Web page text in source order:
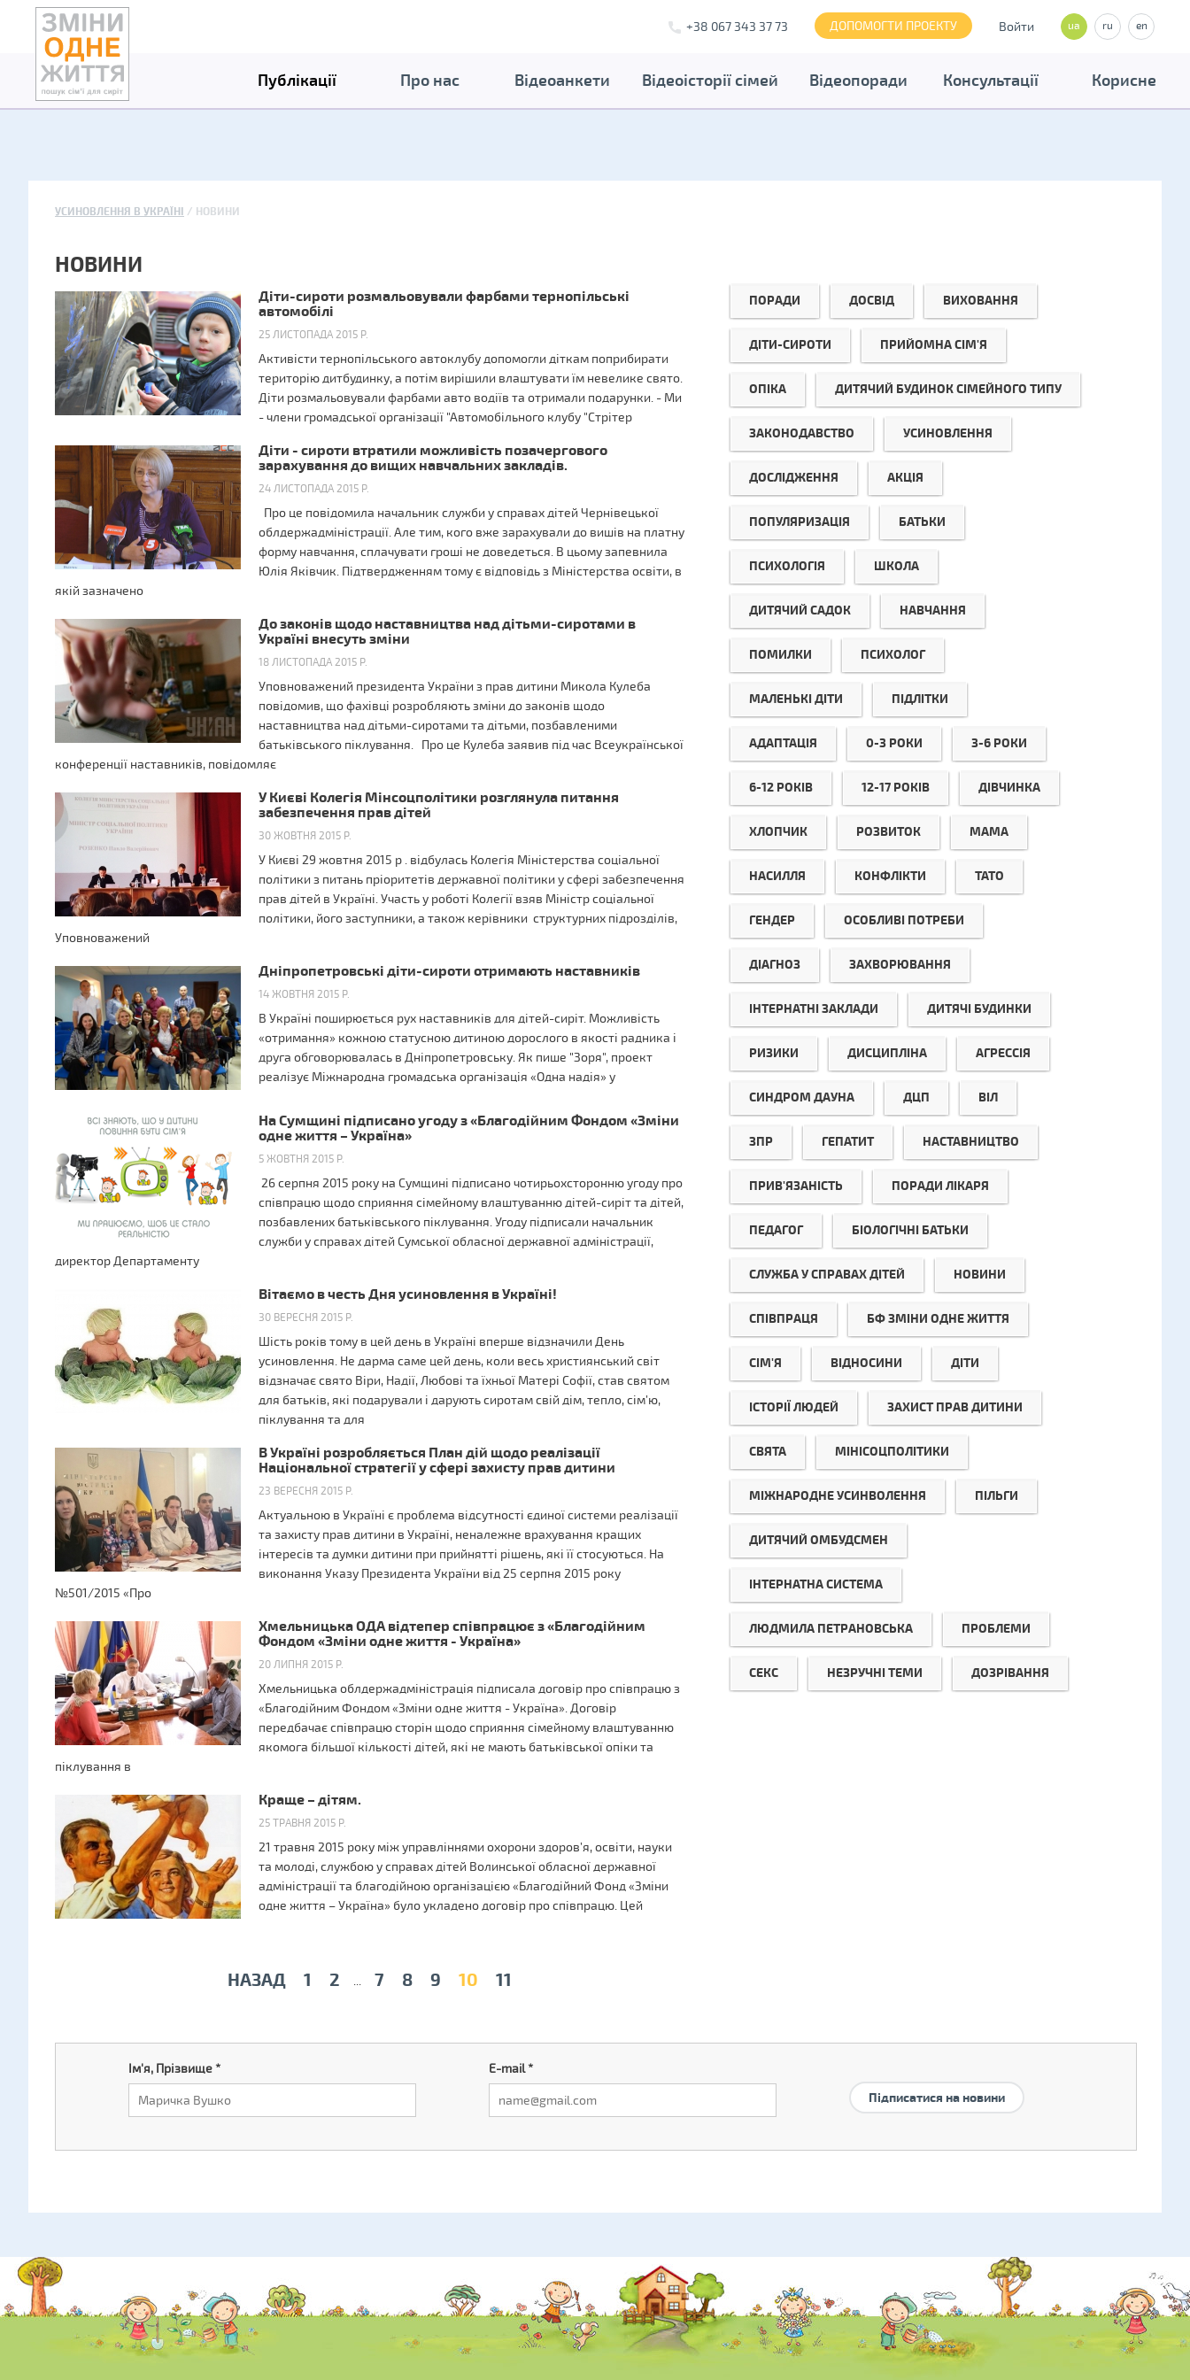
+38 067 343 37 73 ДОПОМОГТИ ПРОЕКТУ Войти ua ru en
Публікації Про нас Відеоанкети Відеоісторії сімей Відеопоради Консультації Корисне
УСИНОВЛЕННЯ В УКРАЇНІ НОВИНИ
НОВИНИ
Діти-сироти розмальовували фарбами тернопільські
автомобілі
25 ЛИСТОПАДА 2015 Р.
Активісти тернопільського автоклубу допомогли діткам поприбирати
територію дитбудинку, а потім вирішили влаштувати їм невелике свято.
Діти розмальовували фарбами авто водіїв та отримали подарунки. - Ми
- члени громадської організації "Автомобільного клубу "Стрітер
Діти - сироти втратили можливість позачергового
зарахування до вищих навчальних закладів.
24 ЛИСТОПАДА 2015 Р.
Про це повідомила начальник служби у справах дітей Чернівецької
облдержадміністрації. Але тим, кого вже зарахували до вишів на платну
форму навчання, сплачувати гроші не доведеться. В цьому запевнила
Юлія Яківчик. Підтвердженням тому є відповідь з Міністерства освіти, в
якій зазначено
До законів щодо наставництва над дітьми-сиротами в
Україні внесуть зміни
18 ЛИСТОПАДА 2015 Р.
Уповноважений президента України з прав дитини Микола Кулеба
повідомив, що фахівці розробляють зміни до законів щодо
наставництва над дітьми-сиротами та дітьми, позбавленими
батьківського піклування. Про це Кулеба заявив під час Всеукраїнської
конференції наставників, повідомляє
У Києві Колегія Мінсоцполітики розглянула питання
забезпечення прав дітей
30 ЖОВТНЯ 2015 Р.
У Києві 29 жовтня 2015 р . відбулась Колегія Міністерства соціальної
політики з питань пріоритетів державної політики у сфері забезпечення
прав дітей в Україні. Участь у роботі Колегії взяв Міністр соціальної
політики, його заступники, а також керівники структурних підрозділів,
Уповноважений
Дніпропетровські діти-сироти отримають наставників
14 ЖОВТНЯ 2015 Р.
В Україні поширюється рух наставників для дітей-сиріт. Можливість
«отримання» кожною статусною дитиною дорослого в якості радника і
друга обговорювалась в Дніпропетровську. Як пише "Зоря", проект
реалізує Міжнародна громадська організація «Одна надія» у
На Сумщині підписано угоду з «Благодійним Фондом «Зміни
одне життя – Україна»
5 ЖОВТНЯ 2015 Р.
26 серпня 2015 року на Сумщині підписано чотирьохсторонню угоду про
співпрацю щодо сприяння сімейному влаштуванню дітей-сиріт та дітей,
позбавлених батьківського піклування. Угоду підписали начальник
служби у справах дітей Сумської обласної державної адміністрації,
директор Департаменту
Вітаємо в честь Дня усиновлення в Україні!
30 ВЕРЕСНЯ 2015 Р.
Шість років тому в цей день в Україні вперше відзначили День
усиновлення. Не дарма саме цей день, коли весь християнський світ
відзначає свято Віри, Надії, Любові та їхньої Матері Софії, став святом
для батьків, які подарували і дарують сиротам свій дім, тепло, сім’ю,
піклування та для
В Україні розробляється План дій щодо реалізації
Національної стратегії у сфері захисту прав дитини
23 ВЕРЕСНЯ 2015 Р.
Актуальною в Україні є проблема відсутності єдиної системи реалізації
та захисту прав дитини в Україні, неналежне врахування кращих
інтересів та думки дитини при прийнятті рішень, які її стосуються. На
виконання Указу Президента України від 25 серпня 2015 року
№501/2015 «Про
Хмельницька ОДА відтепер співпрацює з «Благодійним
Фондом «Зміни одне життя - Україна»
20 ЛИПНЯ 2015 Р.
Хмельницька облдержадміністрація підписала договір про співпрацю з
«Благодійним Фондом «Зміни одне життя - Україна». Договір
передбачає співпрацю сторін щодо сприяння сімейному влаштуванню
якомога більшої кількості дітей, які не мають батьківської опіки та
піклування в
Краще – дітям.
25 ТРАВНЯ 2015 Р.
21 травня 2015 року між управліннями охорони здоров’я, освіти, науки
та молоді, службою у справах дітей Волинської обласної державної
адміністрації та благодійною організацією «Благодійний Фонд «Зміни
одне життя – Україна» було укладено договір про співпрацю. Цей
НАЗАД 1 2 ... 7 8 9 10 11
ПОРАДИ ДОСВІД ВИХОВАННЯ
ДІТИ-СИРОТИ ПРИЙОМНА СІМ'Я
ОПІКА ДИТЯЧИЙ БУДИНОК СІМЕЙНОГО ТИПУ
ЗАКОНОДАВСТВО УСИНОВЛЕННЯ
ДОСЛІДЖЕННЯ АКЦІЯ
ПОПУЛЯРИЗАЦІЯ БАТЬКИ
ПСИХОЛОГІЯ ШКОЛА
ДИТЯЧИЙ САДОК НАВЧАННЯ
ПОМИЛКИ ПСИХОЛОГ
МАЛЕНЬКІ ДІТИ ПІДЛІТКИ
АДАПТАЦІЯ 0-3 РОКИ 3-6 РОКИ
6-12 РОКІВ 12-17 РОКІВ ДІВЧИНКА
ХЛОПЧИК РОЗВИТОК МАМА
НАСИЛЛЯ КОНФЛІКТИ ТАТО
ГЕНДЕР ОСОБЛИВІ ПОТРЕБИ
ДІАГНОЗ ЗАХВОРЮВАННЯ
ІНТЕРНАТНІ ЗАКЛАДИ ДИТЯЧІ БУДИНКИ
РИЗИКИ ДИСЦИПЛІНА АГРЕССІЯ
СИНДРОМ ДАУНА ДЦП ВІЛ
ЗПР ГЕПАТИТ НАСТАВНИЦТВО
ПРИВ'ЯЗАНІСТЬ ПОРАДИ ЛІКАРЯ
ПЕДАГОГ БІОЛОГІЧНІ БАТЬКИ
СЛУЖБА У СПРАВАХ ДІТЕЙ НОВИНИ
СПІВПРАЦЯ БФ ЗМІНИ ОДНЕ ЖИТТЯ
СІМ'Я ВІДНОСИНИ ДІТИ
ІСТОРІЇ ЛЮДЕЙ ЗАХИСТ ПРАВ ДИТИНИ
СВЯТА МІНІСОЦПОЛІТИКИ
МІЖНАРОДНЕ УСИНВОЛЕННЯ ПІЛЬГИ
ДИТЯЧИЙ ОМБУДСМЕН
ІНТЕРНАТНА СИСТЕМА
ЛЮДМИЛА ПЕТРАНОВСЬКА ПРОБЛЕМИ
СЕКС НЕЗРУЧНІ ТЕМИ ДОЗРІВАННЯ
Ім'я, Прізвище* E-mail*
Підписатися на новини